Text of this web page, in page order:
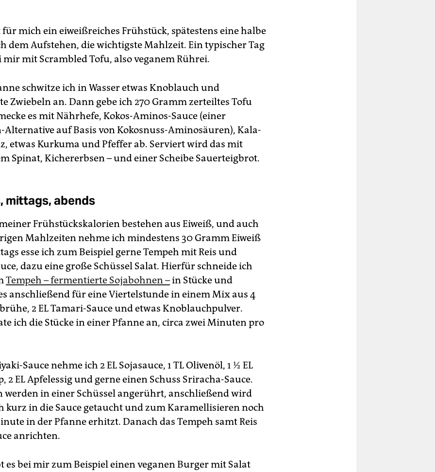
mich ein eiweißreiches Frühstück, spätestens eine halbe
dem Aufstehen, die wichtigste Mahlzeit. Ein typischer Tag
mit ­Scrambled Tofu, also veganem Rührei.
schwitze ich in Wasser etwas Knoblauch und
Zwiebeln an. Dann gebe ich 270 Gramm zerteiltes Tofu
es mit Nährhefe, Kokos-Aminos-Sauce (einer
Alternative auf Basis von Kokosnuss-Aminosäuren), Kala-
etwas Kurkuma und Pfeffer ab. Serviert wird das mit
Spinat, Kichererbsen – und einer Scheibe Sauerteigbrot.
mittags, abends
Frühstückskalorien bestehen aus Eiweiß, und auch
Mahlzeiten nehme ich mindestens 30 Gramm Eiweiß
esse ich zum Beispiel gerne Tempeh mit Reis und
dazu eine große Schüssel Salat. Hierfür schneide ich
Tempeh – fermentierte Sojabohnen –in Stücke und
anschließend für eine Viertelstunde in einem Mix aus 4
2 EL Tamari-Sauce und etwas Knoblauchpulver.
ich die Stücke in einer Pfanne an, circa zwei Minuten pro
Sauce nehme ich 2 EL Sojasauce, 1 TL Olivenöl, 1 ½ EL
2 EL Apfelessig und gerne einen Schuss Sriracha-Sauce.
werden in einer Schüssel angerührt, anschließend wird
kurz in die Sauce getaucht und zum Karamellisieren noch
in der Pfanne erhitzt. Danach das Tempeh samt Reis
anrichten.
es bei mir zum Beispiel einen veganen Burger mit Salat